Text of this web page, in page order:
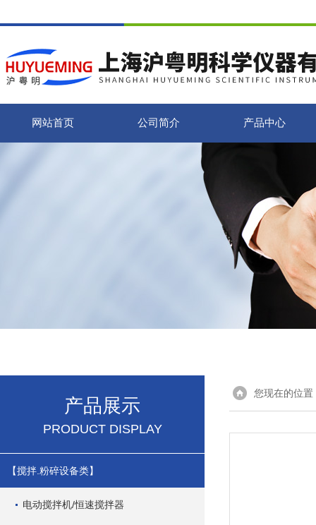
网站首页 公司简介 产品中心
产品展示
PRODUCT DISPLAY
【搅拌.粉碎设备类】
电动搅拌机/恒速搅拌器
您现在的位置